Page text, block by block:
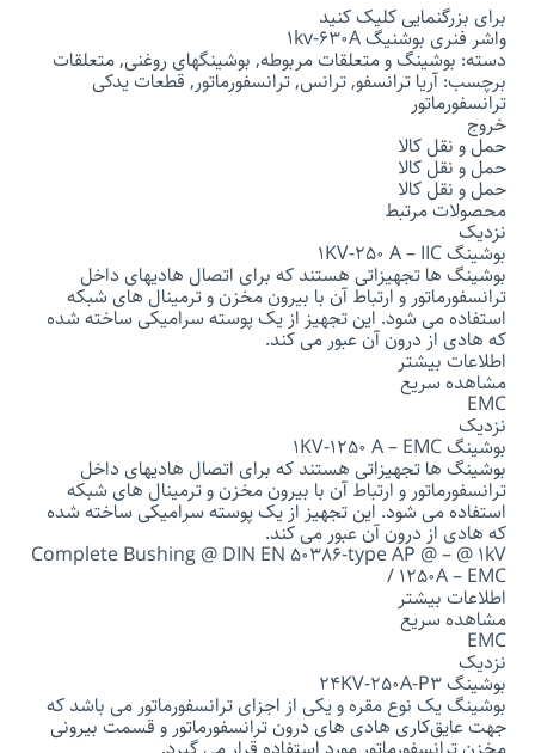
برای بزرگنمایی کلیک کنید
واشر فنری بوشنیگ 1kv-630A
دسته: بوشینگ و متعلقات مربوطه, بوشینگهای روغنی, متعلقات
برچسب: آریا ترانسفو, ترانس, ترانسفورماتور, قطعات یدکی
ترانسفورماتور
خروج
حمل و نقل کالا
حمل و نقل کالا
حمل و نقل کالا
محصولات مرتبط
نزدیک
بوشینگ 1KV-250 A – IIC
بوشینگ ها تجهیزاتی هستند که برای اتصال هادیهای داخل
ترانسفورماتور و ارتباط آن با بیرون مخزن و ترمینال های شبکه
استفاده می شود. این تجهیز از یک پوسته سرامیکی ساخته شده
که هادی از درون آن عبور می کند.
اطلاعات بیشتر
مشاهده سریع
EMC
نزدیک
بوشینگ 1KV-1250 A – EMC
بوشینگ ها تجهیزاتی هستند که برای اتصال هادیهای داخل
ترانسفورماتور و ارتباط آن با بیرون مخزن و ترمینال های شبکه
استفاده می شود. این تجهیز از یک پوسته سرامیکی ساخته شده
که هادی از درون آن عبور می کند.
Complete Bushing @ DIN EN 50386-type AP @ – @ 1kV
/ 1250A – EMC
اطلاعات بیشتر
مشاهده سریع
EMC
نزدیک
بوشینگ 24KV-250A-P3
بوشینگ یک نوع مقره و یکی از اجزای ترانسفورماتور می باشد که
جهت عایق‌کاری هادی ‌های درون ترانسفورماتور و قسمت بیرونی